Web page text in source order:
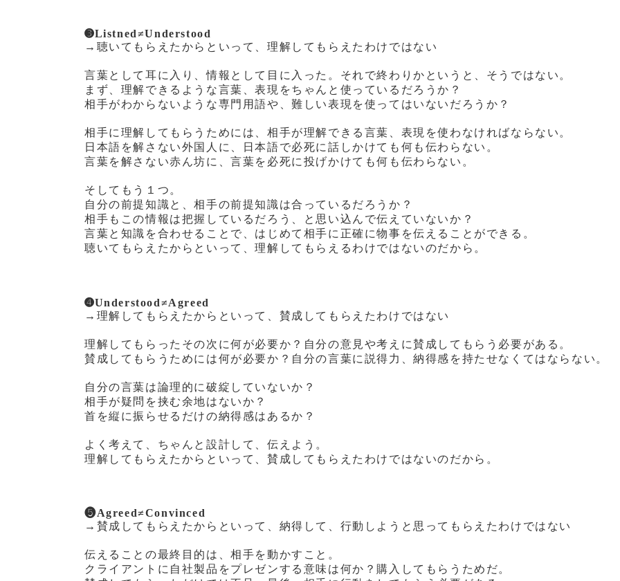
➌Listned≠Understood
→聴いてもらえたからといって、理解してもらえたわけではない
言葉として耳に入り、情報として目に入った。それで終わりかというと、そうではない。
まず、理解できるような言葉、表現をちゃんと使っているだろうか？
相手がわからないような専門用語や、難しい表現を使ってはいないだろうか？
相手に理解してもらうためには、相手が理解できる言葉、表現を使わなければならない。
日本語を解さない外国人に、日本語で必死に話しかけても何も伝わらない。
言葉を解さない赤ん坊に、言葉を必死に投げかけても何も伝わらない。
そしてもう１つ。
自分の前提知識と、相手の前提知識は合っているだろうか？
相手もこの情報は把握しているだろう、と思い込んで伝えていないか？
言葉と知識を合わせることで、はじめて相手に正確に物事を伝えることができる。
聴いてもらえたからといって、理解してもらえるわけではないのだから。
➍Understood≠Agreed
→理解してもらえたからといって、賛成してもらえたわけではない
理解してもらったその次に何が必要か？自分の意見や考えに賛成してもらう必要がある。
賛成してもらうためには何が必要か？自分の言葉に説得力、納得感を持たせなくてはならない。
自分の言葉は論理的に破綻していないか？
相手が疑問を挟む余地はないか？
首を縦に振らせるだけの納得感はあるか？
よく考えて、ちゃんと設計して、伝えよう。
理解してもらえたからといって、賛成してもらえたわけではないのだから。
❺Agreed≠Convinced
→賛成してもらえたからといって、納得して、行動しようと思ってもらえたわけではない
伝えることの最終目的は、相手を動かすこと。
クライアントに自社製品をプレゼンする意味は何か？購入してもらうためだ。